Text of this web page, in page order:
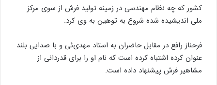
کشور که چه نظام مهندسی در زمینه تولید فرش از سوی مرکز
ملی اندیشیده شده شروع به توهین به وی کرد.
فرحناز رافع در مقابل حاضران به استاد مهدی‌ئی و با صدایی بلند
عنوان کرده اشتباه کرده است که نام او را برای قدردانی از
مشاهیر فرش پیشنهاد داده است.